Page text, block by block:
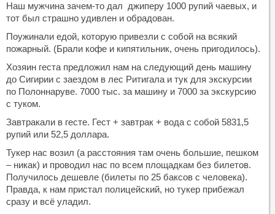
Наш мужчина зачем-то дал джиперу 1000 рупий чаевых, и
тот был страшно удивлен и обрадован.
Поужинали едой, которую привезли с собой на всякий
пожарный. (Брали кофе и кипятильник, очень пригодилось).
Хозяин геста предложил нам на следующий день машину
до Сигирии с заездом в лес Ритигала и тук для экскурсии
по Полоннаруве. 7000 тыс. за машину и 7000 за экскурсию
с туком.
Завтракали в гесте. Гест + завтрак + вода с собой 5831,5
рупий или 52,5 доллара.
Тукер нас возил (а расстояния там очень большие, пешком
– никак) и проводил нас по всем площадкам без билетов.
Получилось дешевле (билеты по 25 баксов с человека).
Правда, к нам пристал полицейский, но тукер прибежал
сразу и всё уладил.